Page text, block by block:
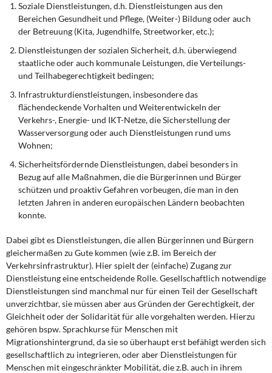
Über mich
Kontakt
Soziale Dienstleistungen, d.h. Dienstleistungen aus den
Bereichen Gesundheit und Pflege, (Weiter-) Bildung oder auch
der Betreuung (Kita, Jugendhilfe, Streetworker, etc.);
Dienstleistungen der sozialen Sicherheit, d.h. überwiegend
staatliche oder auch kommunale Leistungen, die Verteilungs-
und Teilhabegerechtigkeit bedingen;
Infrastrukturdienstleistungen, insbesondere das
flächendeckende Vorhalten und Weiterentwickeln der
Verkehrs-, Energie- und IKT-Netze, die Sicherstellung der
Wasserversorgung oder auch Dienstleistungen rund ums
Wohnen;
Sicherheitsfördernde Dienstleistungen, dabei besonders in
Bezug auf alle Maßnahmen, die die Bürgerinnen und Bürger
schützen und proaktiv Gefahren vorbeugen, die man in den
letzten Jahren in anderen europäischen Ländern beobachten
konnte.
Dabei gibt es Dienstleistungen, die allen Bürgerinnen und Bürgern
gleichermaßen zu Gute kommen (wie z.B. im Bereich der
Verkehrsinfrastruktur). Hier spielt der (einfache) Zugang zur
Dienstleistung eine entscheidende Rolle. Gesellschaftlich notwendige
Dienstleistungen sind manchmal nur für einen Teil der Gesellschaft
unverzichtbar, sie müssen aber aus Gründen der Gerechtigkeit, der
Gleichheit oder der Solidarität für alle vorgehalten werden. Hierzu
gehören bspw. Sprachkurse für Menschen mit
Migrationshintergrund, da sie so überhaupt erst befähigt werden sich
gesellschaftlich zu integrieren, oder aber Dienstleistungen für
Menschen mit eingeschränkter Mobilität, die z.B. auch in ihrem